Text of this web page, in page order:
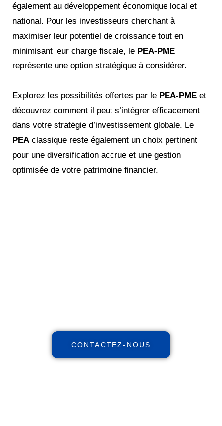
également au développement économique local et
national. Pour les investisseurs cherchant à
maximiser leur potentiel de croissance tout en
minimisant leur charge fiscale, le PEA-PME
représente une option stratégique à considérer.
Explorez les possibilités offertes par le PEA-PME et
découvrez comment il peut s’intégrer efficacement
dans votre stratégie d’investissement globale. Le
PEA classique reste également un choix pertinent
pour une diversification accrue et une gestion
optimisée de votre patrimoine financier.
CONTACTEZ-NOUS